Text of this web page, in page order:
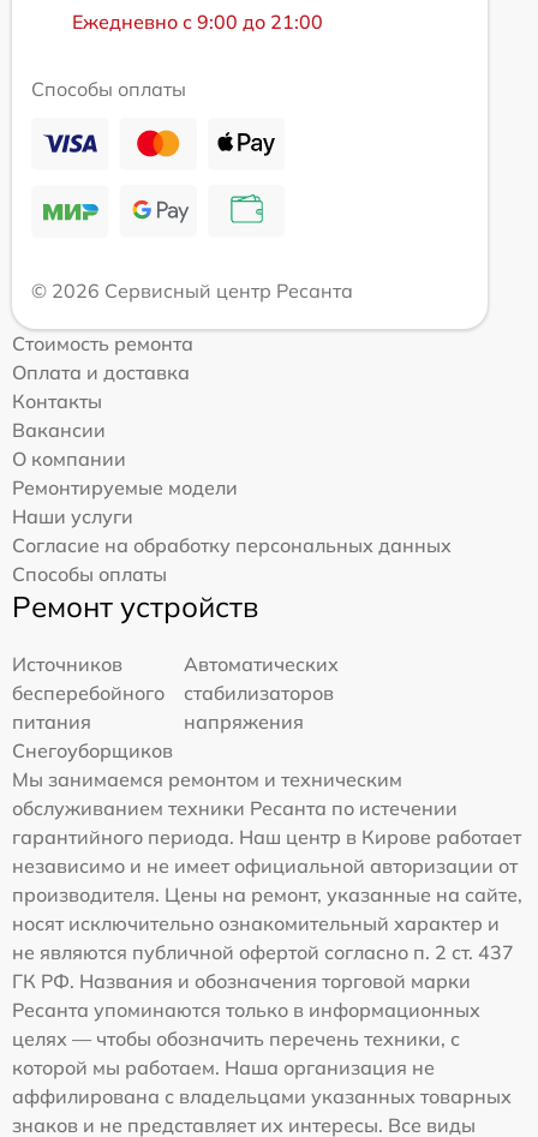
Ежедневно с 9:00 до 21:00
Способы оплаты
© 2026 Сервисный центр Ресанта
Стоимость ремонта
Оплата и доставка
Контакты
Вакансии
О компании
Ремонтируемые модели
Наши услуги
Согласие на обработку персональных данных
Способы оплаты
Ремонт устройств
Источников
бесперебойного
питания
Автоматических
стабилизаторов
напряжения
Снегоуборщиков
Мы занимаемся ремонтом и техническим
обслуживанием техники Ресанта по истечении
гарантийного периода. Наш центр в Кирове работает
независимо и не имеет официальной авторизации от
производителя. Цены на ремонт, указанные на сайте,
носят исключительно ознакомительный характер и
не являются публичной офертой согласно п. 2 ст. 437
ГК РФ. Названия и обозначения торговой марки
Ресанта упоминаются только в информационных
целях — чтобы обозначить перечень техники, с
которой мы работаем. Наша организация не
аффилирована с владельцами указанных товарных
знаков и не представляет их интересы. Все виды